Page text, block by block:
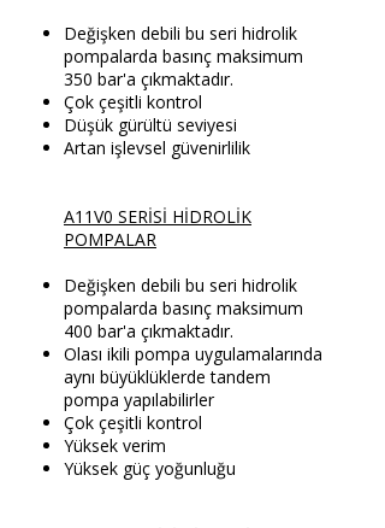
Değişken debili bu seri hidrolik
pompalarda basınç maksimum
350 bar'a çıkmaktadır.
Çok çeşitli kontrol
Düşük gürültü seviyesi
Artan işlevsel güvenirlilik
A11V0 SERİSİ HİDROLİK
POMPALAR
Değişken debili bu seri hidrolik
pompalarda basınç maksimum
400 bar'a çıkmaktadır.
Olası ikili pompa uygulamalarında
aynı büyüklüklerde tandem
pompa yapılabilirler
Çok çeşitli kontrol
Yüksek verim
Yüksek güç yoğunluğu